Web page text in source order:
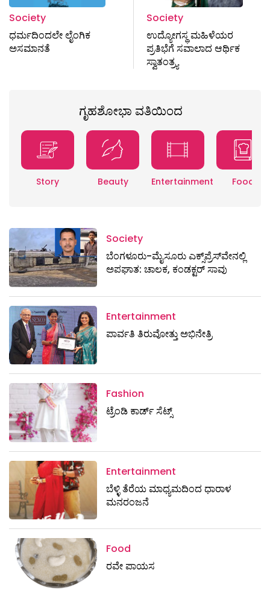
Society
ಧರ್ಮದಿಂದಲೇ ಲೈಂಗಿಕ
ಅಸಮಾನತೆ
Society
ಉದ್ಯೋಗಸ್ಥ ಮಹಿಳೆಯರ
ಪ್ರತಿಭೆಗೆ ಸವಾಲಾದ ಆರ್ಥಿಕ
ಸ್ವಾತಂತ್ರ್ಯ
ಗೃಹಶೋಭಾ ವತಿಯಿಂದ
Story Beauty Entertainment Food
Society
ಬೆಂಗಳೂರು-ಮೈಸೂರು ಎಕ್ಸ್​ಪ್ರೆಸ್‌ವೇನಲ್ಲಿ
ಅಪಘಾತ: ಚಾಲಕ, ಕಂಡಕ್ಟರ್ ಸಾವು
Entertainment
ಪಾರ್ವತಿ ತಿರುವೋತ್ತು ಅಭಿನೇತ್ರಿ
Fashion
ಟ್ರೆಂಡಿ ಕಾರ್ಡ್‌ ಸೆಟ್ಸ್
Entertainment
ಬೆಳ್ಳಿ ತೆರೆಯ ಮಾಧ್ಯಮದಿಂದ ಧಾರಾಳ
ಮನರಂಜನೆ
Food
ರವೇ ಪಾಯಸ